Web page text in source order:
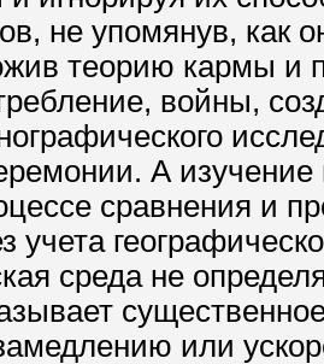
не упомянув, как
теорию кармы и
войны,
А
сравнения и
учета
среда не
или